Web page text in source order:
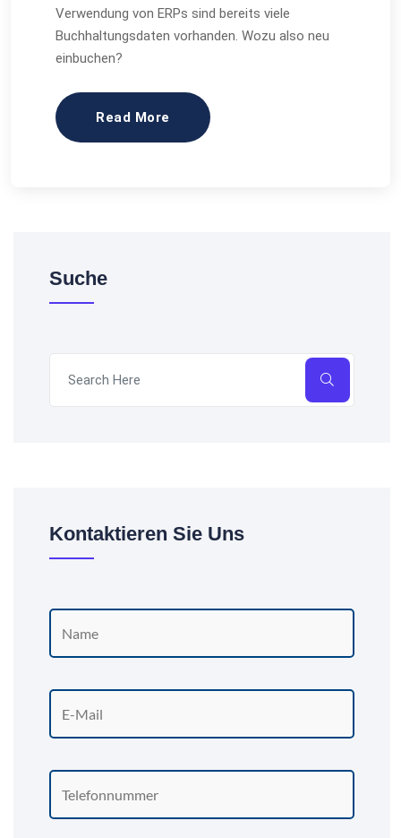
Verwendung von ERPs sind bereits viele
Buchhaltungsdaten vorhanden. Wozu also neu
einbuchen?
Read More
Suche
Kontaktieren Sie Uns